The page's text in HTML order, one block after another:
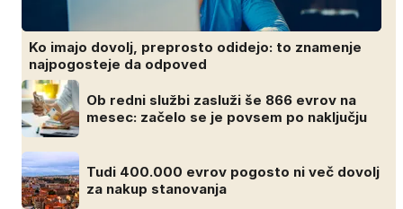
Ko imajo dovolj, preprosto odidejo: to znamenje
najpogosteje da odpoved
Ob redni službi zasluži še 866 evrov na
mesec: začelo se je povsem po naključju
Tudi 400.000 evrov pogosto ni več dovolj
za nakup stanovanja